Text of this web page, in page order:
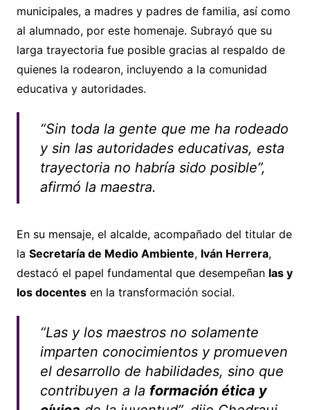
municipales, a madres y padres de familia, así como
al alumnado, por este homenaje. Subrayó que su
larga trayectoria fue posible gracias al respaldo de
quienes la rodearon, incluyendo a la comunidad
educativa y autoridades.
“Sin toda la gente que me ha rodeado
y sin las autoridades educativas, esta
trayectoria no habría sido posible”,
afirmó la maestra.
En su mensaje, el alcalde, acompañado del titular de
la Secretaría de Medio Ambiente, Iván Herrera,
destacó el papel fundamental que desempeñan las y
los docentesen la transformación social.
“Las y los maestros no solamente
imparten conocimientos y promueven
el desarrollo de habilidades, sino que
contribuyen a la formación ética y